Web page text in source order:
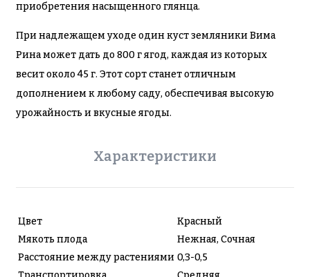
приобретения насыщенного глянца.
При надлежащем уходе один куст земляники Вима
Рина может дать до 800 г ягод, каждая из которых
весит около 45 г. Этот сорт станет отличным
дополнением к любому саду, обеспечивая высокую
урожайность и вкусные ягоды.
Характеристики
Цвет
Красный
Мякоть плода
Нежная, Сочная
Расстояние между растениями 0,3-0,5